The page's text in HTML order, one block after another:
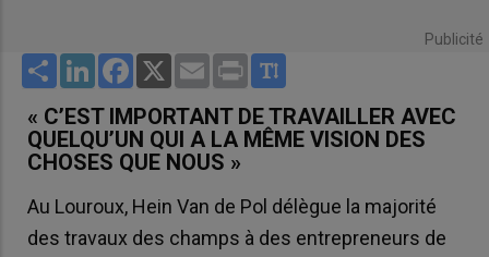
Publicité
Share LinkedInFacebook
X Email Print
« C’EST IMPORTANT DE TRAVAILLER AVEC
QUELQU’UN QUI A LA MÊME VISION DES
CHOSES QUE NOUS »
Au Louroux, Hein Van de Pol délègue la majorité
des travaux des champs à des entrepreneurs de